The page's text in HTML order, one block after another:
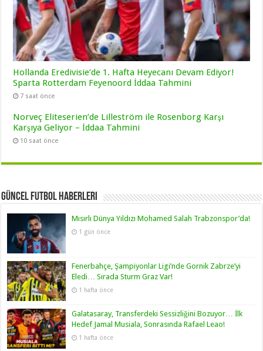
Hollanda Eredivisie’de 1. Hafta Heyecanı Devam Ediyor!
Sparta Rotterdam Feyenoord İddaa Tahmini
7 saat önce
Norveç Eliteserien’de Lilleström ile Rosenborg Karşı
Karşıya Geliyor – İddaa Tahmini
10 saat önce
Güncel Futbol Haberleri
Mısırlı Dünya Yıldızı Mohamed Salah Trabzonspor’da!
1 gün önce
Fenerbahçe, Şampiyonlar Ligi’nde Gornik Zabrze’yi
Eledi… Sırada Sturm Graz Var!
1 hafta önce
Galatasaray, Transferdeki Sessizliğini Bozuyor… İlk
Hedef Jamal Musiala, Sonrasında Rafael Leao!
1 hafta önce